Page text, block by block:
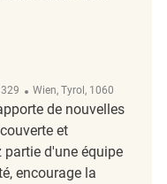
Emplacement
Wien, Tyrol, 1060
de nouvelles
et
partie d'une équipe
encourage la